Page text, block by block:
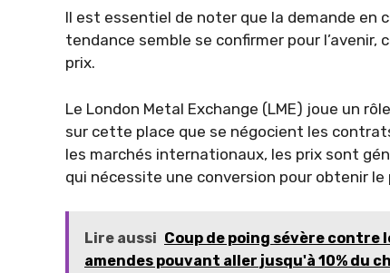
Il est essentiel de noter que la demande en
tendance semble se confirmer pour
prix.
Le London Metal Exchange (LME) joue un
sur cette place que se négocient les
les marchés internationaux, les prix sont
qui nécessite une conversion pour obtenir le
Lire aussi Coup de poing sévère contre
amendes pouvant aller jusqu'à 10% du